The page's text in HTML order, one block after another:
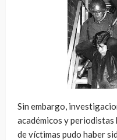
Sin embargo,
académicos y periodistas
de víctimas pudo haber